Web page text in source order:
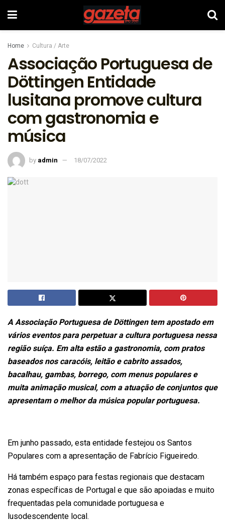
Home Cultura / Arte
Associação Portuguesa de
Döttingen Entidade
lusitana promove cultura
com gastronomia e
música
by admin 18/07/2022
A Associação Portuguesa de Döttingen tem apostado em
vários eventos para perpetuar a cultura portuguesa nessa
região suíça. Em alta estão a gastronomia, com pratos
baseados nos caracóis, leitão e cabrito assados,
bacalhau, gambas, borrego, com menus populares e
muita animação musical, com a atuação de conjuntos que
apresentam o melhor da música popular portuguesa.
Em junho passado, esta entidade festejou os Santos
Populares com a apresentação de Fabrício Figueiredo.
Há também espaço para festas regionais que destacam
zonas específicas de Portugal e que são apoiadas e muito
frequentadas pela comunidade portuguesa e
lusodescendente local.